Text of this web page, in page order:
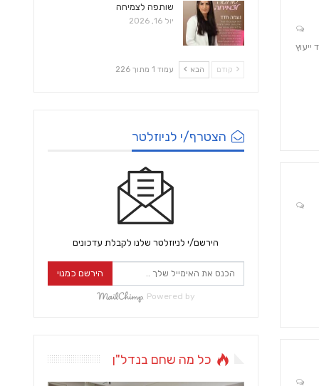
שותפה לצמיחה
יול 16, 2026
קודם הבא עמוד 1 מתוך 226
הצטרף/י לניוזלטר
הירשם/י לניוזלטר שלנו לקבלת עדכונים
הירשם כמנוי
Powered by
כל מה שחם בנדל"ן